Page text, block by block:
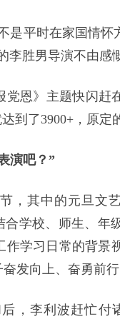
是平时在家国情
胜男导演不由感
恩》主题快闪赶
到了3900+，原定
演吧？”
，其中的元旦文
学校、师生、年
学习日常的背景
发向上、奋勇前
，李利波赶忙